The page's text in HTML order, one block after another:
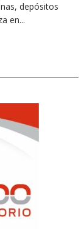
depósitos
en...